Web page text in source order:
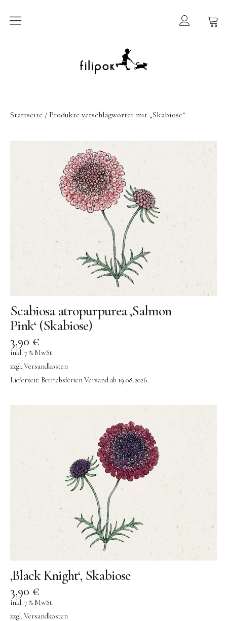
Sommermarkt
New In
Wigiwama
GRIMMS Möbel
Mammalampa
Accessoires
AY-KASA | Aufbewahrung
AÃRK COLLECTIVE | Uhren
Aufschnitt Berlin
DON FISHER | Fischtaschen
Gergerland Boxen
Grete Manufaktur
JORA DAHL | Blumensamen
Keramik
KINETIC LEVI
Konges Sløjd
Kunst & Form
LIEWOOD
DUFTE Manufaktur
Lovi | Wooden Creations
MAVA Kinderuhren
MIKANU | Decken & Rasseln
MINI KYOMO | Kinderuhren
Startseite / Produkte verschlagwortet mit „Skabiose“
Scabiosa atropurpurea ‚Salmon
Pink‘ (Skabiose)
3,90 €
inkl. 7 % MwSt.
zzgl. Versandkosten
Lieferzeit: Betriebsferien Versand ab 19.08.2026.
‚Black Knight‘, Skabiose
3,90 €
inkl. 7 % MwSt.
zzgl. Versandkosten